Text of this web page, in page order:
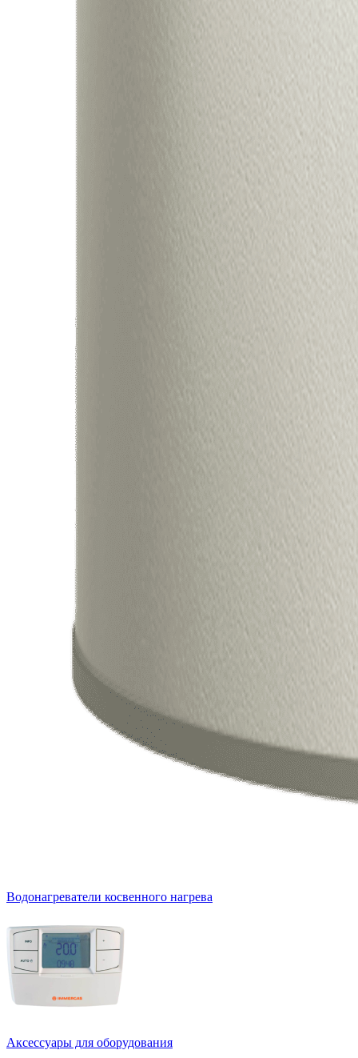
Водонагреватели косвенного нагрева
Аксессуары для оборудования